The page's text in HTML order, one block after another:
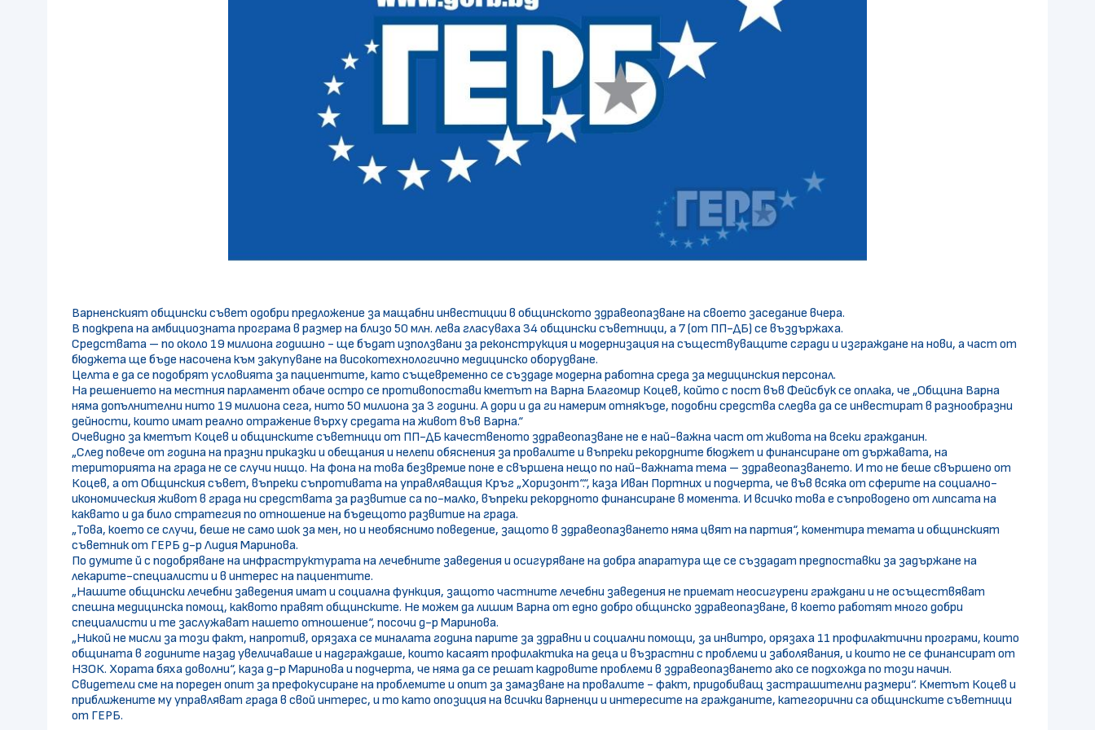
Варненският общински съвет одобри предложение за мащабни инвестиции в общинското здравеопазване на своето заседание вчера.
В подкрепа на амбициозната програма в размер на близо 50 млн. лева гласуваха 34 общински съветници, а 7 (от ПП-ДБ) се въздържаха.
Средствата – по около 19 милиона годишно - ще бъдат използвани за реконструкция и модернизация на съществуващите сгради и изграждане на нови, а част от
бюджета ще бъде насочена към закупуване на високотехнологично медицинско оборудване.
Целта е да се подобрят условията за пациентите, като същевременно се създаде модерна работна среда за медицинския персонал.
На решението на местния парламент обаче остро се противопостави кметът на Варна Благомир Коцев, който с пост във Фейсбук се оплака, че „Община Варна
няма допълнителни нито 19 милиона сега, нито 50 милиона за 3 години. А дори и да ги намерим отнякъде, подобни средства следва да се инвестират в разнообразни
дейности, които имат реално отражение върху средата на живот във Варна.“
Очевидно за кметът Коцев и общинските съветници от ПП-ДБ качественото здравеопазване не е най-важна част от живота на всеки гражданин.
„След повече от година на празни приказки и обещания и нелепи обяснения за провалите и въпреки рекордните бюджет и финансиране от държавата, на
територията на града не се случи нищо. На фона на това безвремие поне е свършена нещо по най-важната тема – здравеопазването. И то не беше свършено от
Коцев, а от Общинския съвет, въпреки съпротивата на управляващия Кръг „Хоризонт“.“, каза Иван Портних и подчерта, че във всяка от сферите на социално-
икономическия живот в града ни средствата за развитие са по-малко, въпреки рекордното финансиране в момента. И всичко това е съпроводено от липсата на
каквато и да било стратегия по отношение на бъдещото развитие на града.
„Това, което се случи, беше не само шок за мен, но и необяснимо поведение, защото в здравеопазването няма цвят на партия“, коментира темата и общинският
съветник от ГЕРБ д-р Лидия Маринова.
По думите й с подобряване на инфраструктурата на лечебните заведения и осигуряване на добра апаратура ще се създадат предпоставки за задържане на
лекарите-специалисти и в интерес на пациентите.
„Нашите общински лечебни заведения имат и социална функция, защото частните лечебни заведения не приемат неосигурени граждани и не осъществяват
спешна медицинска помощ, каквото правят общинските. Не можем да лишим Варна от едно добро общинско здравеопазване, в което работят много добри
специалисти и те заслужават нашето отношение“, посочи д-р Маринова.
„Никой не мисли за този факт, напротив, орязаха се миналата година парите за здравни и социални помощи, за инвитро, орязаха 11 профилактични програми, които
общината в годините назад увеличаваше и надграждаше, които касаят профилактика на деца и възрастни с проблеми и заболявания, и които не се финансират от
НЗОК. Хората бяха доволни“, каза д-р Маринова и подчерта, че няма да се решат кадровите проблеми в здравеопазването ако се подхожда по този начин.
Свидетели сме на пореден опит за префокусиране на проблемите и опит за замазване на провалите - факт, придобиващ застрашителни размери“. Кметът Коцев и
приближените му управляват града в свой интерес, и то като опозиция на всички варненци и интересите на гражданите, категорични са общинските съветници
от ГЕРБ.